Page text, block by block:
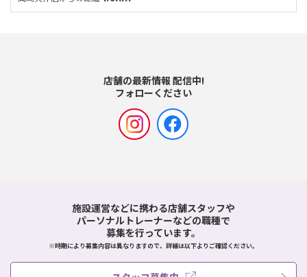
店舗の最新情報 配信中!
フォローください
施設運営などに携わる店舗スタッフや
パーソナルトレーナーなどの職種で
募集を行っています。
※時期により募集内容は異なりますので、詳細は以下よりご確認ください。